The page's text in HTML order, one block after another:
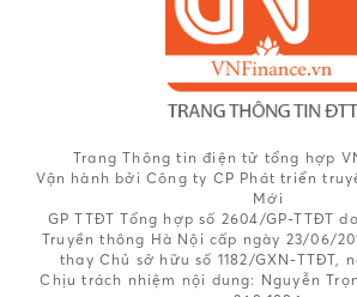
Trang Thông tin điện tử tổng hợp
Vận hành bởi Công ty CP Phát triển
Mới
GP TTĐT Tổng hợp số 2604/GP-TTĐT
Truyền thông Hà Nội cấp ngày 23/06/
thay Chủ sở hữu số 1182/GXN-TTĐT,
Chịu trách nhiệm nội dung: Nguyễn